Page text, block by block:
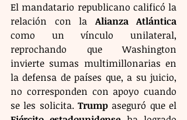
El mandatario republicano calificó la
relación con la Alianza Atlántica
como un vínculo unilateral,
reprochando que Washington
invierte sumas multimillonarias en
la defensa de países que, a su juicio,
no corresponden con apoyo cuando
se les solicita. Trump